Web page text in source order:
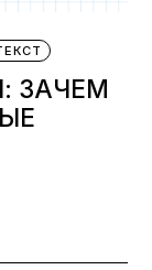
ЗАЧЕМ